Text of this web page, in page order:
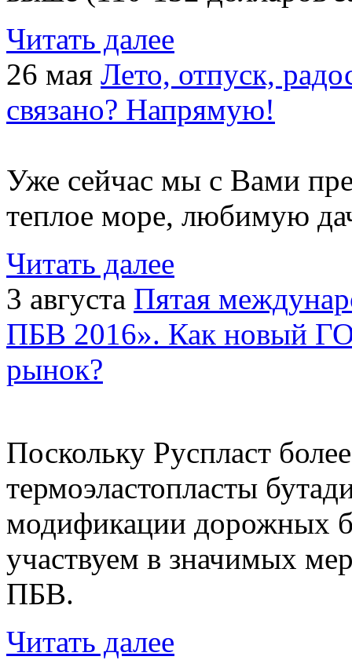
Читать далее
26 мая Лето, отпуск,
связано? Напрямую!
Уже сейчас мы с Вами
теплое море, любимую
Читать далее
3 августа Пятая
ПБВ 2016». Как новый
рынок?
Поскольку Руспласт
термоэластопласты
модификации дорожных
участвуем в значимых
ПБВ.
Читать далее